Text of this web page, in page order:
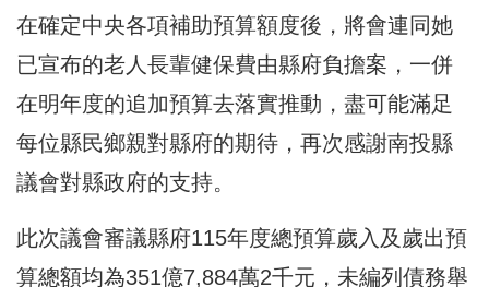
在確定中央各項補助預算額度後，將會連同她
已宣布的老人長輩健保費由縣府負擔案，一併
在明年度的追加預算去落實推動，盡可能滿足
每位縣民鄉親對縣府的期待，再次感謝南投縣
議會對縣政府的支持。
此次議會審議縣府115年度總預算歲入及歲出預
算總額均為351億7,884萬2千元，未編列債務舉